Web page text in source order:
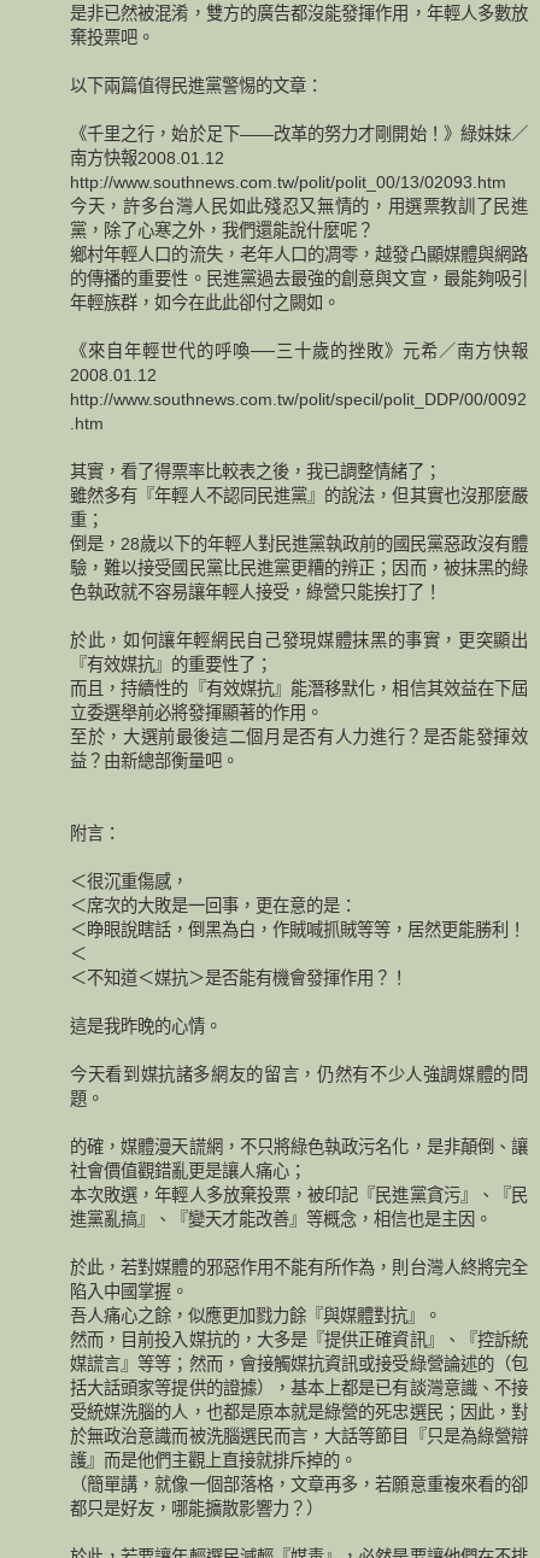
是非已然被混淆，雙方的廣告都沒能發揮作用，年輕人多數放
棄投票吧。
以下兩篇值得民進黨警惕的文章：
《千里之行，始於足下——改革的努力才剛開始！》綠妹妹／
南方快報2008.01.12
http://www.southnews.com.tw/polit/polit_00/13/02093.htm
今天，許多台灣人民如此殘忍又無情的，用選票教訓了民進
黨，除了心寒之外，我們還能說什麼呢？
鄉村年輕人口的流失，老年人口的凋零，越發凸顯媒體與網路
的傳播的重要性。民進黨過去最強的創意與文宣，最能夠吸引
年輕族群，如今在此此卻付之闕如。
《來自年輕世代的呼喚──三十歲的挫敗》元希／南方快報
2008.01.12
http://www.southnews.com.tw/polit/specil/polit_DDP/00/0092
.htm
其實，看了得票率比較表之後，我已調整情緒了；
雖然多有『年輕人不認同民進黨』的說法，但其實也沒那麼嚴
重；
倒是，28歲以下的年輕人對民進黨執政前的國民黨惡政沒有體
驗，難以接受國民黨比民進黨更糟的辨正；因而，被抹黑的綠
色執政就不容易讓年輕人接受，綠營只能挨打了！
於此，如何讓年輕網民自己發現媒體抹黑的事實，更突顯出
『有效媒抗』的重要性了；
而且，持續性的『有效媒抗』能潛移默化，相信其效益在下屆
立委選舉前必將發揮顯著的作用。
至於，大選前最後這二個月是否有人力進行？是否能發揮效
益？由新總部衡量吧。
附言：
＜很沉重傷感，
＜席次的大敗是一回事，更在意的是：
＜睁眼說瞎話，倒黑為白，作賊喊抓賊等等，居然更能勝利！
＜
＜不知道＜媒抗＞是否能有機會發揮作用？！
這是我昨晚的心情。
今天看到媒抗諸多網友的留言，仍然有不少人強調媒體的問
題。
的確，媒體漫天謊網，不只將綠色執政污名化，是非顛倒、讓
社會價值觀錯亂更是讓人痛心；
本次敗選，年輕人多放棄投票，被印記『民進黨貪污』、『民
進黨亂搞』、『變天才能改善』等概念，相信也是主因。
於此，若對媒體的邪惡作用不能有所作為，則台灣人終將完全
陷入中國掌握。
吾人痛心之餘，似應更加戮力餘『與媒體對抗』。
然而，目前投入媒抗的，大多是『提供正確資訊』、『控訴統
媒謊言』等等；然而，會接觸媒抗資訊或接受綠營論述的（包
括大話頭家等提供的證據），基本上都是已有談灣意識、不接
受統媒洗腦的人，也都是原本就是綠營的死忠選民；因此，對
於無政治意識而被洗腦選民而言，大話等節目『只是為綠營辯
護』而是他們主觀上直接就排斥掉的。
（簡單講，就像一個部落格，文章再多，若願意重複來看的卻
都只是好友，哪能擴散影響力？）